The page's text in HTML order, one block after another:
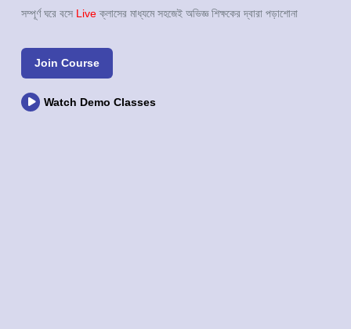
সম্পূর্ণ ঘরে বসে Liveক্লাসের মাধ্যমে সহজেই অভিজ্ঞ শিক্ষকের দ্বারা পড়াশোনা
Join Course
Watch Demo Classes